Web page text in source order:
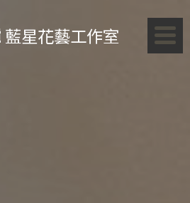
藍星花藝工作室